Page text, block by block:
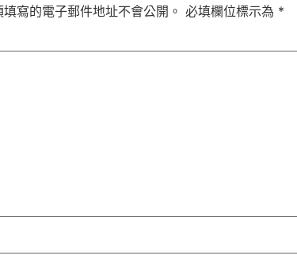
寫的電子郵件地址不會公開。 必填欄位標示為 *